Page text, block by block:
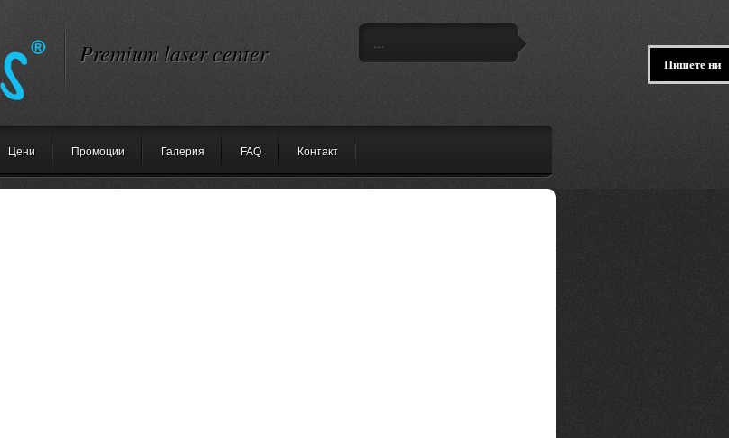
Premium laser center
Цени Промоции Галерия FAQ Контакт
Пишете ни